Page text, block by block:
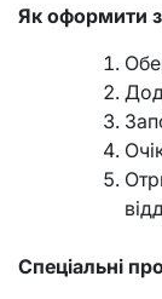
Як оформити
Спеціальні